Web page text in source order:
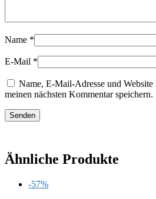
Name *
E-Mail *
Name, E-Mail-Adresse und
meinen nächsten Kommentar speichern.
Ähnliche Produkte
-57%